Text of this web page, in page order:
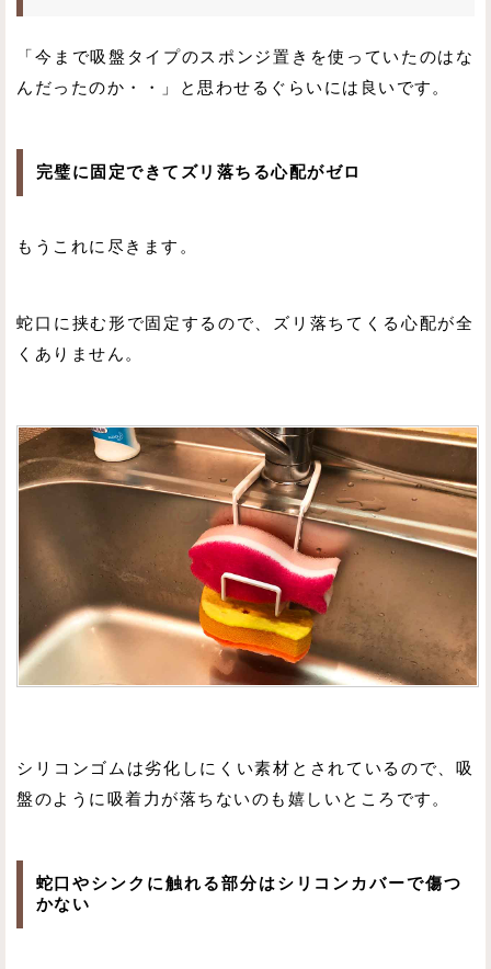
「今まで吸盤タイプのスポンジ置きを使っていたのはな
んだったのか・・」と思わせるぐらいには良いです。
完璧に固定できてズリ落ちる心配がゼロ
もうこれに尽きます。
蛇口に挟む形で固定するので、ズリ落ちてくる心配が全
くありません。
シリコンゴムは劣化しにくい素材とされているので、吸
盤のように吸着力が落ちないのも嬉しいところです。
蛇口やシンクに触れる部分はシリコンカバーで傷つ
かない